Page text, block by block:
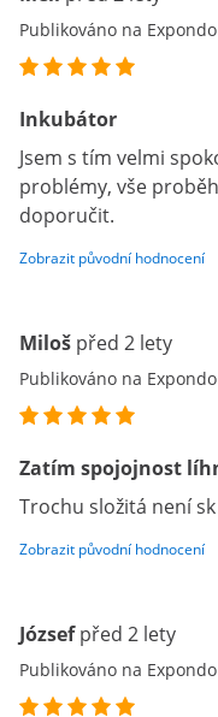
Publikováno na
Inkubátor
Jsem s tím velmi
problémy, vše
doporučit.
Zobrazit původní hodnocení
Miloš před 2 lety
Publikováno na
Zatím spojojnost
Trochu složitá není
Zobrazit původní hodnocení
József před 2 lety
Publikováno na